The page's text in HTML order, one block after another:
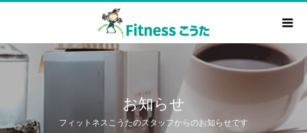
お知らせ
フィットネスこうたのスタッフからのお知らせです